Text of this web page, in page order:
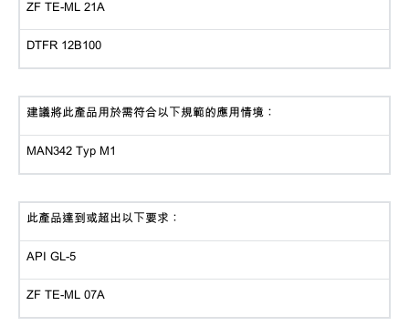
ZF TE-ML 21A
DTFR 12B100
建議將此產品用於需符合以下規範的應用情境：
MAN342 Typ M1
此產品達到或超出以下要求：
API GL-5
ZF TE-ML 07A